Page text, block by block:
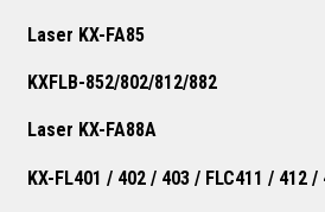
Laser KX-FA85
KXFLB-852/802/812/882
Laser KX-FA88A
KX-FL401 / 402 / 403 / FLC411 / 412